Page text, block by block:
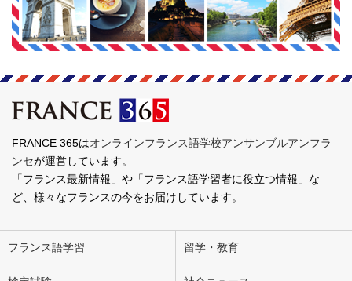
FRANCE 365はオンラインフランス語学校アンサンブルアンフラ
ンセが運営しています。
「フランス最新情報」や「フランス語学習者に役立つ情報」な
ど、様々なフランスの今をお届けしています。
フランス語学習 留学・教育